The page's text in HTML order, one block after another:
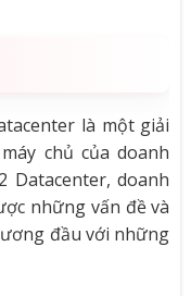
là một giải
chủ của doanh
Datacenter, doanh
những vấn đề và
đầu với những